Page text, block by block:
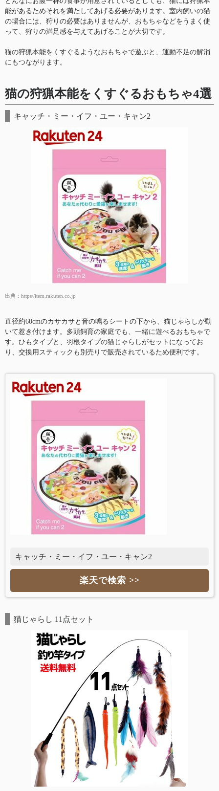
能があるためそれを満たしてあげる必要があります。室内飼いの猫
の場合には、狩りの必要はありませんが、おもちゃなどをうまく使
って、狩りの満足感を与えてあげることが大切です。
猫の狩猟本能をくすぐるようなおもちゃで遊ぶと、運動不足の解消
にもつながります。
猫の狩猟本能をくすぐるおもちゃ4選
キャッチ・ミー・イフ・ユー・キャン2
出典： https//item.rakuten.co.jp
直径約60cmのカサカサと音の鳴るシートの下から、猫じゃらしが動
いて惹き付けます。多頭飼育の家庭でも、一緒に遊べるおもちゃで
す。ひもタイプと、羽根タイプの猫じゃらしがセットになってお
り、交換用スティックも別売りで販売されているため便利です。
キャッチ・ミー・イフ・ユー・キャン2
楽天で検索 >>
猫じゃらし 11点セット